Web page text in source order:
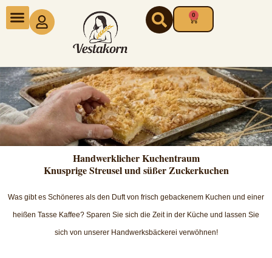
Zum
Inhalt
0
Warenkorb
Handwerklicher Kuchentraum
Knusprige Streusel und süßer Zuckerkuchen
Was gibt es Schöneres als den Duft von frisch gebackenem Kuchen und einer
heißen Tasse Kaffee? Sparen Sie sich die Zeit in der Küche und lassen Sie
sich von unserer Handwerksbäckerei verwöhnen!